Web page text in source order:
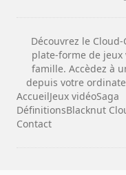
Découvrez le
plate-forme de
famille. Accèdez à
depuis votre
AccueilJeux vidéoSaga
DéfinitionsBlacknut
Contact